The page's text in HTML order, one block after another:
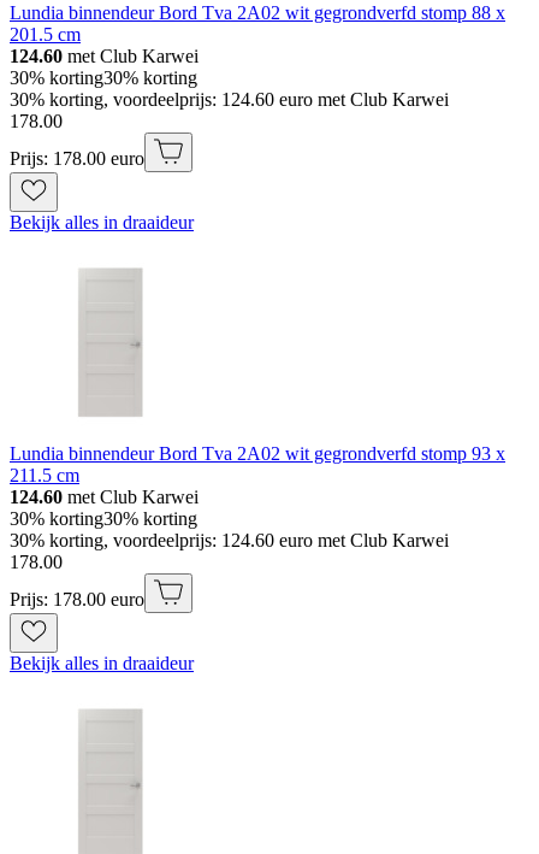
Lundia binnendeur Bord Tva 2A02 wit gegrondverfd stomp 88 x
201.5 cm
124.60 met Club Karwei
30% korting30% korting
30% korting, voordeelprijs: 124.60 euro met Club Karwei
178.00
Prijs: 178.00 euro
Bekijk alles in draaideur
Lundia binnendeur Bord Tva 2A02 wit gegrondverfd stomp 93 x
211.5 cm
124.60 met Club Karwei
30% korting30% korting
30% korting, voordeelprijs: 124.60 euro met Club Karwei
178.00
Prijs: 178.00 euro
Bekijk alles in draaideur